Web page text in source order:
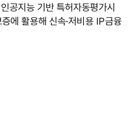
공지능 기반 특허자동평가시
에 활용해 신속·저비용 IP금융